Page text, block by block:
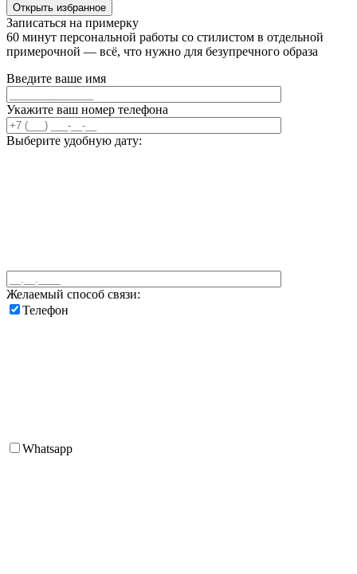
Открыть избранное
Записаться на примерку
60 минут персональной работы со стилистом в отдельной
примерочной — всё, что нужно для безупречного образа
Введите ваше имя
Укажите ваш номер телефона
Выберите удобную дату:
Желаемый способ связи:
Телефон
Whatsapp